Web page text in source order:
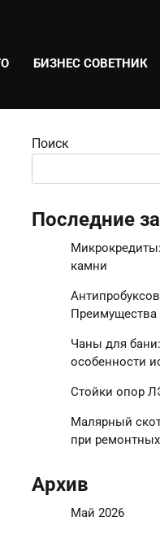
БИЗНЕС СОВЕТНИК
Поиск
Последние
камни
Преимущества
Чаны для
особенности
Стойки опор
Малярный
при
Архив
Май 2026